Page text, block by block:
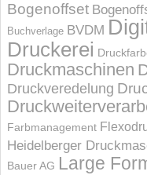
Bogenoffset
Buchverlage BVDM
Druckerei
Druckmaschinen
Druckveredelung
Farbmanagement
Heidelberger
Bauer AG Large